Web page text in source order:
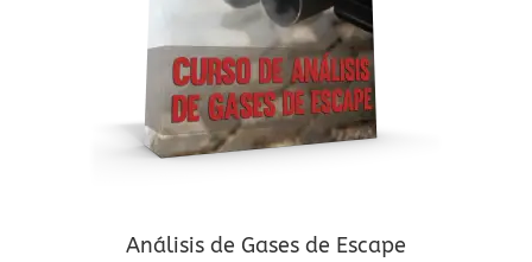
Análisis de Gases de Escape